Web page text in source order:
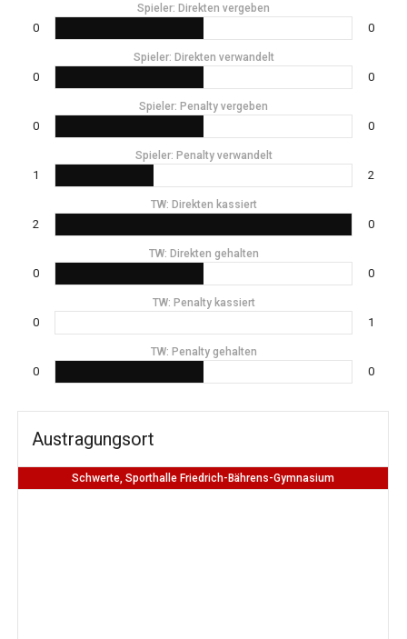
Spieler: Direkten vergeben
0 0
Spieler: Direkten verwandelt
0 0
Spieler: Penalty vergeben
0 0
Spieler: Penalty verwandelt
1 2
TW: Direkten kassiert
2 0
TW: Direkten gehalten
0 0
TW: Penalty kassiert
0 1
TW: Penalty gehalten
0 0
Austragungsort
Schwerte, Sporthalle Friedrich-Bährens-Gymnasium